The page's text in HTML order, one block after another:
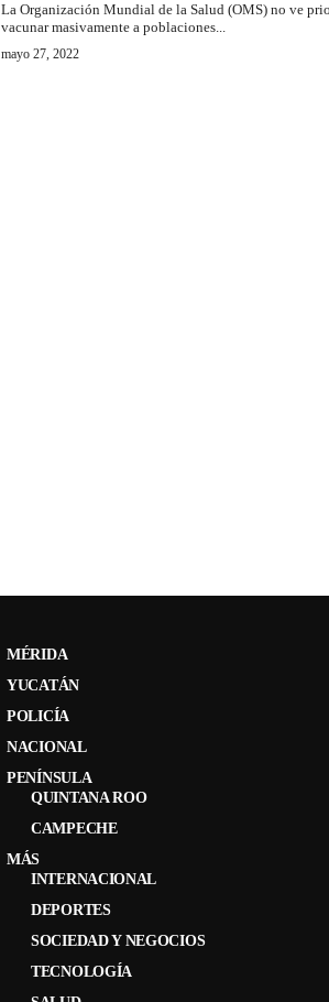
La Organización Mundial de la Salud (OMS) no ve
vacunar masivamente a poblaciones...
mayo 27, 2022
MÉRIDA
YUCATÁN
POLICÍA
NACIONAL
PENÍNSULA
QUINTANA ROO
CAMPECHE
MÁS
INTERNACIONAL
DEPORTES
SOCIEDAD Y NEGOCIOS
TECNOLOGÍA